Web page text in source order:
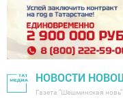
НОВОСТИ
Газета "Шешминская